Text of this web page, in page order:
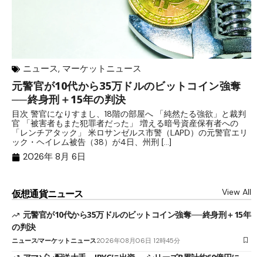
ニュース, マーケットニュース
元警官が10代から35万ドルのビットコイン強奪
──終身刑＋15年の判決
目次 警官になりすまし、18階の部屋へ 「純然たる強欲」と裁判
官 「被害者もまた犯罪者だった」 増える暗号資産保有者への
「レンチアタック」 米ロサンゼルス市警（LAPD）の元警官エリ
ック・ヘイレム被告（38）が4日、州刑 […]
2026年 8月 6日
仮想通貨ニュース View All
元警官が10代から35万ドルのビットコイン強奪──終身刑＋15年
の判決
ニュースマーケットニュース2026年08月06日 12時45分